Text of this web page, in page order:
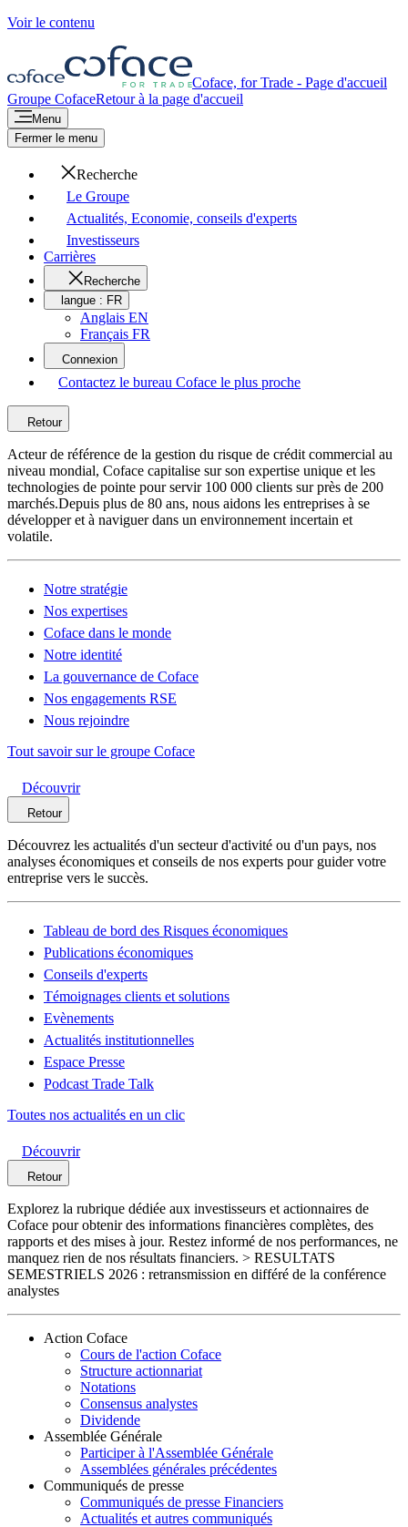
Voir le contenu
Coface, for Trade - Page d'accueil
Groupe CofaceRetour à la page d'accueil
Menu
Fermer le menu
Recherche
Le Groupe
Actualités, Economie, conseils d'experts
Investisseurs
Carrières
Recherche
langue : FR
Anglais EN
Français FR
Connexion
Contactez le bureau Coface le plus proche
Retour
Acteur de référence de la gestion du risque de crédit commercial au
niveau mondial, Coface capitalise sur son expertise unique et les
technologies de pointe pour servir 100 000 clients sur près de 200
marchés.Depuis plus de 80 ans, nous aidons les entreprises à se
développer et à naviguer dans un environnement incertain et
volatile.
Notre stratégie
Nos expertises
Coface dans le monde
Notre identité
La gouvernance de Coface
Nos engagements RSE
Nous rejoindre
Tout savoir sur le groupe Coface
Découvrir
Retour
Découvrez les actualités d'un secteur d'activité ou d'un pays, nos
analyses économiques et conseils de nos experts pour guider votre
entreprise vers le succès.
Tableau de bord des Risques économiques
Publications économiques
Conseils d'experts
Témoignages clients et solutions
Evènements
Actualités institutionnelles
Espace Presse
Podcast Trade Talk
Toutes nos actualités en un clic
Découvrir
Retour
Explorez la rubrique dédiée aux investisseurs et actionnaires de
Coface pour obtenir des informations financières complètes, des
rapports et des mises à jour. Restez informé de nos performances, ne
manquez rien de nos résultats financiers. > RESULTATS
SEMESTRIELS 2026 : retransmission en différé de la conférence
analystes
Action Coface
Cours de l'action Coface
Structure actionnariat
Notations
Consensus analystes
Dividende
Assemblée Générale
Participer à l'Assemblée Générale
Assemblées générales précédentes
Communiqués de presse
Communiqués de presse Financiers
Actualités et autres communiqués